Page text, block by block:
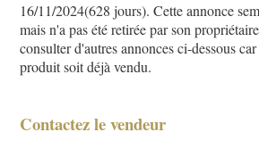
16/11/2024(628 jours). Cette annonce
mais n'a pas été retirée par son
consulter d'autres annonces ci-dessous
produit soit déjà vendu.
Contactez le vendeur